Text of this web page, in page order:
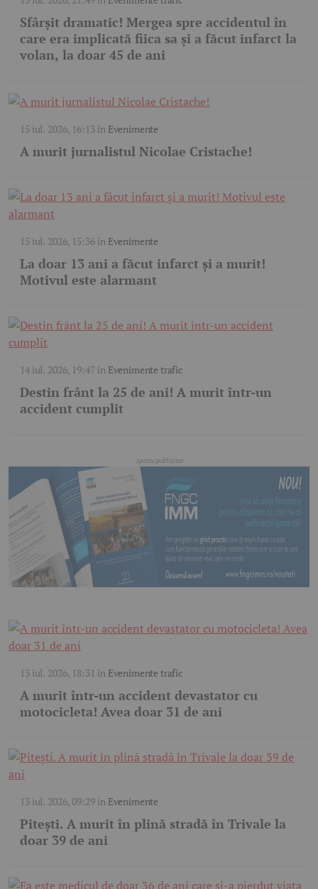
Sfârșit dramatic! Mergea spre accidentul în
care era implicată fiica sa și a făcut infarct la
volan, la doar 45 de ani
15 iul. 2026, 16:13în Evenimente
A murit jurnalistul Nicolae Cristache!
15 iul. 2026, 15:36în Evenimente
La doar 13 ani a făcut infarct și a murit!
Motivul este alarmant
14 iul. 2026, 19:47în Evenimente trafic
Destin frânt la 25 de ani! A murit într-un
accident cumplit
13 iul. 2026, 18:31 în Evenimente trafic
A murit într-un accident devastator cu
motocicleta! Avea doar 31 de ani
13 iul. 2026, 09:29în Evenimente
Pitești. A murit în plină stradă în Trivale la
doar 39 de ani